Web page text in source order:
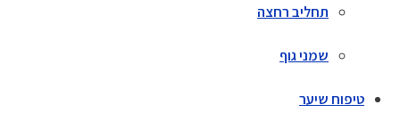
תחליב רחצה
שמני גוף
טיפוח שיער